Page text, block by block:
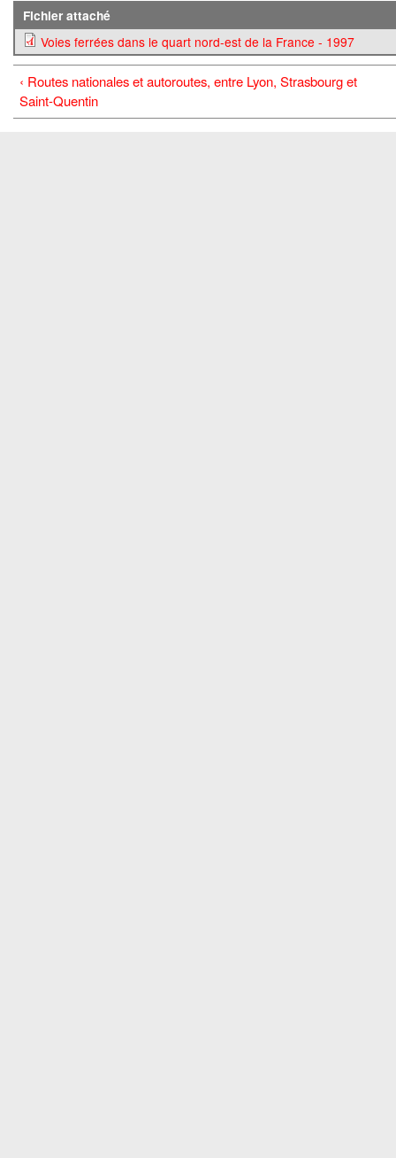
Fichier attaché
Voies ferrées dans le quart nord-est de la France - 1997
‹ Routes nationales et autoroutes, entre Lyon, Strasbourg et
Saint-Quentin